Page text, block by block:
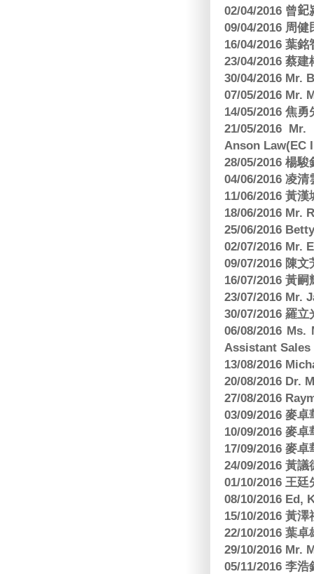
02/04/2016 曾
09/04/2016 周
16/04/2016 葉
23/04/2016 蔡
30/04/2016 Mr.
07/05/2016 Mr.
14/05/2016 焦
21/05/2016
Anson Law(EC
28/05/2016 楊
04/06/2016 凌
11/06/2016 黃
18/06/2016 Mr.
25/06/2016
02/07/2016 Mr.
09/07/2016 陳
16/07/2016 黃
23/07/2016 Mr.
30/07/2016 羅
06/08/2016
Assistant Sales
13/08/2016
20/08/2016 Dr.
27/08/2016
03/09/2016 麥
10/09/2016 麥
17/09/2016 麥
24/09/2016 黃
01/10/2016 王
08/10/2016 Ed,
15/10/2016 黃
22/10/2016 葉
29/10/2016 Mr.
05/11/2016 李